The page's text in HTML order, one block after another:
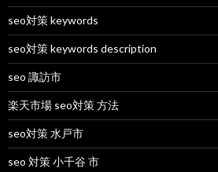
seo対策 keywords
seo対策 keywords description
seo 諏訪市
楽天市場 seo対策 方法
seo対策 水戸市
seo 対策 小千谷 市